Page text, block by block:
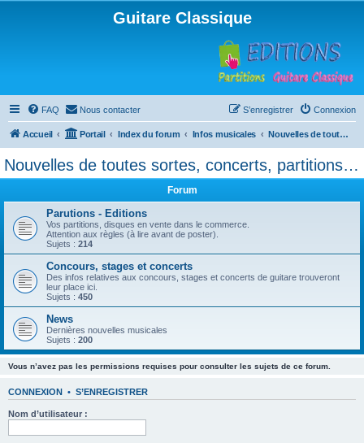
Guitare Classique
FAQ Nous contacter Connexion
S’enregistrer
Accueil Portail Index du forum Infos musicales Nouvelles de toutes sortes, concerts, partitions…
Nouvelles de toutes sortes, concerts, partitions…
Forum
Parutions - Editions
Vos partitions, disques en vente dans le commerce.
Attention aux règles (à lire avant de poster).
Sujets : 214
Concours, stages et concerts
Des infos relatives aux concours, stages et concerts de guitare trouveront
leur place ici.
Sujets : 450
News
Dernières nouvelles musicales
Sujets : 200
Vous n’avez pas les permissions requises pour consulter les sujets de ce forum.
CONNEXION • S’ENREGISTRER
Nom d’utilisateur :